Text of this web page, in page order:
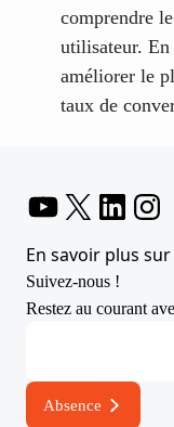
comprendre
utilisateur. En
améliorer le
taux de
En savoir plus
Suivez-nous !
Restez au courant
Adresse
Absence